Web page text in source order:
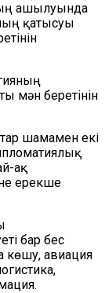
ашылуында
қатысуы
мән беретінін
шамамен екі
ақ
ерекше
бар бес
көшу, авиация